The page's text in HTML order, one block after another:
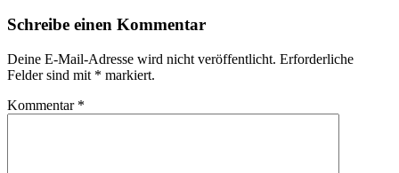
Schreibe einen Kommentar
Deine E-Mail-Adresse wird nicht veröffentlicht. Erforderliche
Felder sind mit * markiert.
Kommentar *